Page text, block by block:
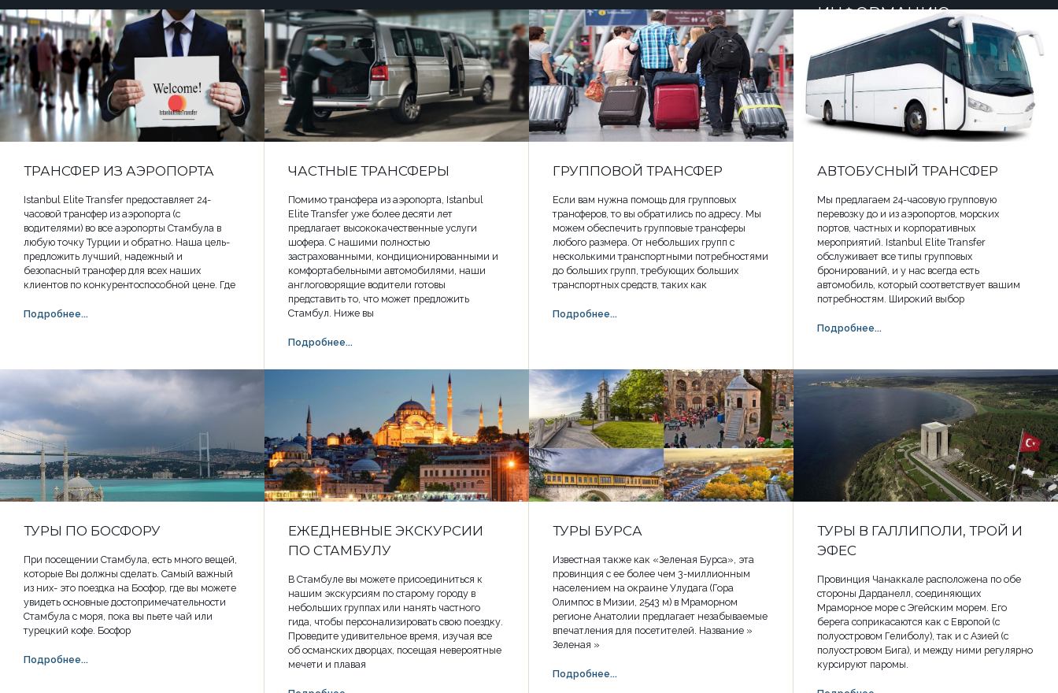
ИНФОРМАЦИЮ
ТРАНСФЕР ИЗ АЭРОПОРТА
Istanbul Elite Transfer предоставляет 24-
часовой трансфер из аэропорта (с
водителями) во все аэропорты Стамбула в
любую точку Турции и обратно. Наша цель-
предложить лучший, надежный и
безопасный трансфер для всех наших
клиентов по конкурентоспособной цене. Где
Подробнее...
ЧАСТНЫЕ ТРАНСФЕРЫ
Помимо трансфера из аэропорта, Istanbul
Elite Transfer уже более десяти лет
предлагает высококачественные услуги
шофера. С нашими полностью
застрахованными, кондиционированными и
комфортабельными автомобилями, наши
англоговорящие водители готовы
представить то, что может предложить
Стамбул. Ниже вы
Подробнее...
ГРУППОВОЙ ТРАНСФЕР
Если вам нужна помощь для групповых
трансферов, то вы обратились по адресу. Мы
можем обеспечить групповые трансферы
любого размера. От небольших групп с
несколькими транспортными потребностями
до больших групп, требующих больших
транспортных средств, таких как
Подробнее...
АВТОБУСНЫЙ ТРАНСФЕР
Мы предлагаем 24-часовую групповую
перевозку до и из аэропортов, морских
портов, частных и корпоративных
мероприятий. Istanbul Elite Transfer
обслуживает все типы групповых
бронирований, и у нас всегда есть
автомобиль, который соответствует вашим
потребностям. Широкий выбор
Подробнее...
ТУРЫ ПО БОСФОРУ
При посещении Стамбула, есть много вещей,
которые Вы должны сделать. Самый важный
из них- это поездка на Босфор, где вы можете
увидеть основные достопримечательности
Стамбула с моря, пока вы пьете чай или
турецкий кофе. Босфор
Подробнее...
ЕЖЕДНЕВНЫЕ ЭКСКУРСИИ
ПО СТАМБУЛУ
В Стамбуле вы можете присоединиться к
нашим экскурсиям по старому городу в
небольших группах или нанять частного
гида, чтобы персонализировать свою поездку.
Проведите удивительное время, изучая все
об османских дворцах, посещая невероятные
мечети и плавая
ТУРЫ БУРСА
Известная также как «Зеленая Бурса», эта
провинция с ее более чем 3-миллионным
населением на окраине Улудага (Гора
Олимпос в Мизии, 2543 м) в Мраморном
регионе Анатолии предлагает незабываемые
впечатления для посетителей. Название »
Зеленая »
Подробнее...
ТУРЫ В ГАЛЛИПОЛИ, ТРОЙ И
ЭФЕС
Провинция Чанаккале расположена по обе
стороны Дарданелл, соединяющих
Мраморное море с Эгейским морем. Его
берега соприкасаются как с Европой (с
полуостровом Гелиболу), так и с Азией (с
полуостровом Бига), и между ними регулярно
курсируют паромы.